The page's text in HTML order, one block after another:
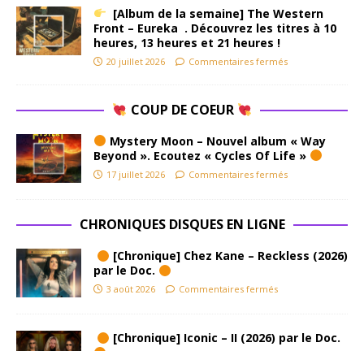
[Album de la semaine] The Western
Front – Eureka . Découvrez les titres à 10
heures, 13 heures et 21 heures !
20 juillet 2026 Commentaires fermés
COUP DE COEUR
Mystery Moon – Nouvel album « Way
Beyond ». Ecoutez « Cycles Of Life »
17 juillet 2026 Commentaires fermés
CHRONIQUES DISQUES EN LIGNE
[Chronique] Chez Kane – Reckless (2026)
par le Doc.
3 août 2026 Commentaires fermés
[Chronique] Iconic – II (2026) par le Doc.